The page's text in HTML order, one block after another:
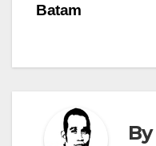
Batam
By